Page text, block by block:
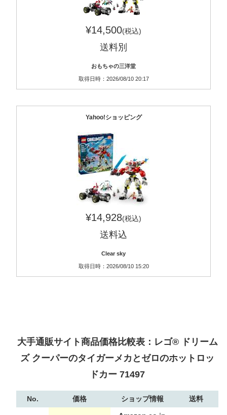
¥14,500(税込)
送料別
おもちゃの三洋堂
取得日時：2026/08/10 20:17
Yahoo!ショッピング
¥14,928(税込)
送料込
Clear sky
取得日時：2026/08/10 15:20
大手通販サイト商品価格比較表：レゴ® ドリーム
ズ クーパーのタイガーメカとゼロのホットロッ
ドカー 71497
No. 価格 ショップ情報 送料